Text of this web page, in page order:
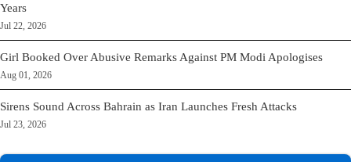
Years
Jul 22, 2026
Girl Booked Over Abusive Remarks Against PM Modi Apologises
Aug 01, 2026
Sirens Sound Across Bahrain as Iran Launches Fresh Attacks
Jul 23, 2026